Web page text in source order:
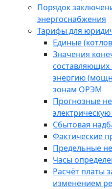
Порядок
энергоснабжения
Тарифы для
Единые
Значения
составляющих
энергию
зонам ОРЭМ
Прогнозные
Сбытовая
Фактические
Предельные
Часы
Расчёт платы
изменением